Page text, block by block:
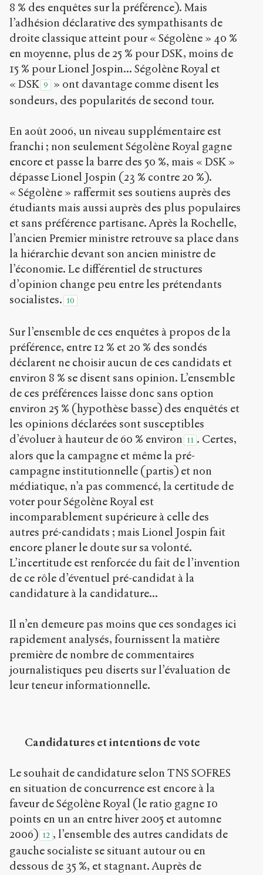
8 % des enquêtes sur la préférence). Mais
l’adhésion déclarative des sympathisants de
droite classique atteint pour « Ségolène » 40 %
en moyenne, plus de 25 % pour DSK, moins de
15 % pour Lionel Jospin... Ségolène Royal et
« DSK 9
» ont davantage comme disent les
sondeurs, des popularités de second tour.
En août 2006, un niveau supplémentaire est
franchi ; non seulement Ségolène Royal gagne
encore et passe la barre des 50 %, mais « DSK »
dépasse Lionel Jospin (23 % contre 20 %).
« Ségolène » raffermit ses soutiens auprès des
étudiants mais aussi auprès des plus populaires
et sans préférence partisane. Après la Rochelle,
l’ancien Premier ministre retrouve sa place dans
la hiérarchie devant son ancien ministre de
l’économie. Le différentiel de structures
d’opinion change peu entre les prétendants
socialistes. 10
Sur l’ensemble de ces enquêtes à propos de la
préférence, entre 12 % et 20 % des sondés
déclarent ne choisir aucun de ces candidats et
environ 8 % se disent sans opinion. L’ensemble
de ces préférences laisse donc sans option
environ 25 % (hypothèse basse) des enquêtés et
les opinions déclarées sont susceptibles
d’évoluer à hauteur de 60 % environ 11 . Certes,
alors que la campagne et même la pré-
campagne institutionnelle (partis) et non
médiatique, n’a pas commencé, la certitude de
voter pour Ségolène Royal est
incomparablement supérieure à celle des
autres pré-candidats ; mais Lionel Jospin fait
encore planer le doute sur sa volonté.
L’incertitude est renforcée du fait de l’invention
de ce rôle d’éventuel pré-candidat à la
candidature à la candidature...
Il n’en demeure pas moins que ces sondages ici
rapidement analysés, fournissent la matière
première de nombre de commentaires
journalistiques peu diserts sur l’évaluation de
leur teneur informationnelle.
Candidatures et intentions de vote
Le souhait de candidature selon TNS SOFRES
en situation de concurrence est encore à la
faveur de Ségolène Royal (le ratio gagne 10
points en un an entre hiver 2005 et automne
2006) 12 , l’ensemble des autres candidats de
gauche socialiste se situant autour ou en
dessous de 35 %, et stagnant. Auprès de